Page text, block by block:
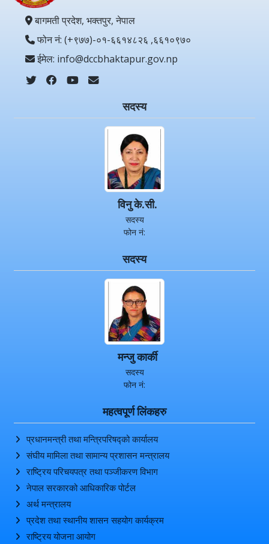
बागमती प्रदेश, भक्तपुर, नेपाल
फोन नं: (+९७७)-०१-६६१४८२६ ,६६१०९७०
ईमेल: info@dccbhaktapur.gov.np
सदस्य
विनु के.सी.
सदस्य
फोन नं:
सदस्य
मन्जु कार्की
सदस्य
फोन नं:
महत्वपूर्ण लिंकहरु
प्रधानमन्त्री तथा मन्त्रिपरिषद्को कार्यालय
संघीय मामिला तथा सामान्य प्रशासन मन्त्रालय
राष्ट्रिय परिचयपत्र तथा पञ्‍जीकरण विभाग
नेपाल सरकारको आधिकारिक पोर्टल
अर्थ मन्त्रालय
प्रदेश तथा स्थानीय शासन सहयोग कार्यक्रम
राष्ट्रिय योजना आयोग